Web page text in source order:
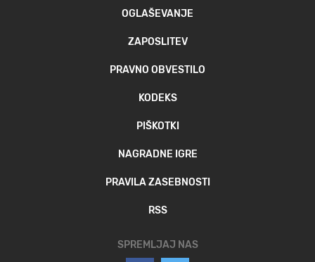
OGLAŠEVANJE
ZAPOSLITEV
PRAVNO OBVESTILO
KODEKS
PIŠKOTKI
NAGRADNE IGRE
PRAVILA ZASEBNOSTI
RSS
SPREMLJAJ NAS